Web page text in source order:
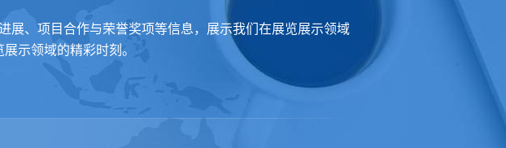
展、项目合作与荣誉奖项等信息，展示我们在展览展示领域
示领域的精彩时刻。